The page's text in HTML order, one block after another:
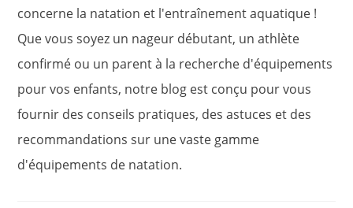
concerne la natation et l'entraînement aquatique !
Que vous soyez un nageur débutant, un athlète
confirmé ou un parent à la recherche d'équipements
pour vos enfants, notre blog est conçu pour vous
fournir des conseils pratiques, des astuces et des
recommandations sur une vaste gamme
d'équipements de natation.